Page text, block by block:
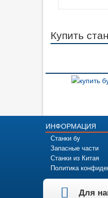
Купить
ИНФОРМАЦИЯ
Станки бу
Запасные части
Станки из Китая
Политика
Для